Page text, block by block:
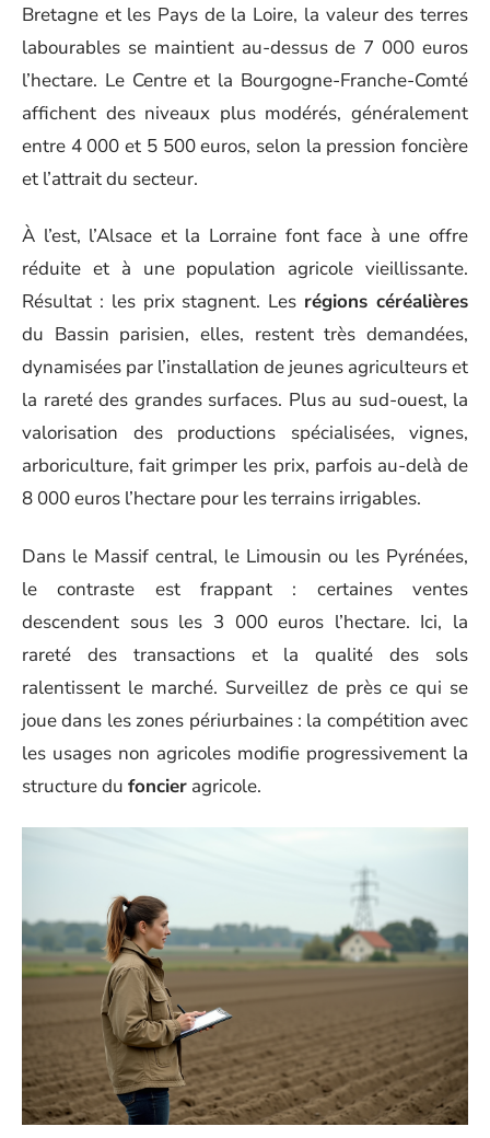
Bretagne et les Pays de la Loire, la valeur des terres
labourables se maintient au-dessus de 7 000 euros
l’hectare. Le Centre et la Bourgogne-Franche-Comté
affichent des niveaux plus modérés, généralement
entre 4 000 et 5 500 euros, selon la pression foncière
et l’attrait du secteur.
À l’est, l’Alsace et la Lorraine font face à une offre
réduite et à une population agricole vieillissante.
Résultat : les prix stagnent. Les régions céréalières
du Bassin parisien, elles, restent très demandées,
dynamisées par l’installation de jeunes agriculteurs et
la rareté des grandes surfaces. Plus au sud-ouest, la
valorisation des productions spécialisées, vignes,
arboriculture, fait grimper les prix, parfois au-delà de
8 000 euros l’hectare pour les terrains irrigables.
Dans le Massif central, le Limousin ou les Pyrénées,
le contraste est frappant : certaines ventes
descendent sous les 3 000 euros l’hectare. Ici, la
rareté des transactions et la qualité des sols
ralentissent le marché. Surveillez de près ce qui se
joue dans les zones périurbaines : la compétition avec
les usages non agricoles modifie progressivement la
structure du foncier agricole.